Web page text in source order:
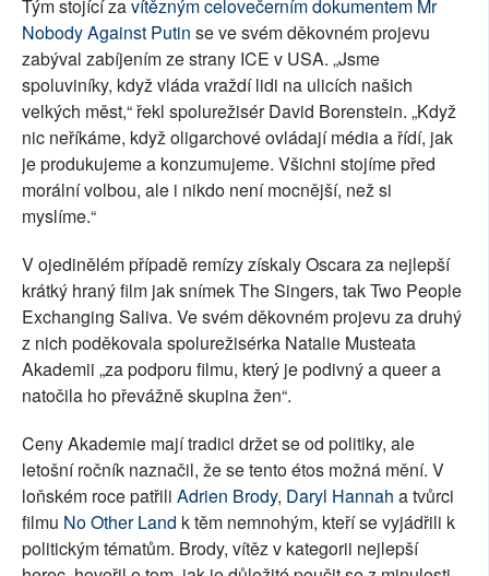
Tým stojící zavítězným celovečerním dokumentem Mr
Nobody Against Putin se ve svém děkovném projevu
zabýval zabíjením ze strany ICE v USA. „Jsme
spoluviníky, když vláda vraždí lidi na ulicích našich
velkých měst,“ řekl spolurežisér David Borenstein. „Když
nic neříkáme, když oligarchové ovládají média a řídí, jak
je produkujeme a konzumujeme. Všichni stojíme před
morální volbou, ale i nikdo není mocnější, než si
myslíme.“
V ojedinělém případě remízy získaly Oscara za nejlepší
krátký hraný film jak snímek The Singers, tak Two People
Exchanging Saliva. Ve svém děkovném projevu za druhý
z nich poděkovala spolurežisérka Natalie Musteata
Akademii „za podporu filmu, který je podivný a queer a
natočila ho převážně skupina žen“.
Ceny Akademie mají tradici držet se od politiky, ale
letošní ročník naznačil, že se tento étos možná mění. V
loňském roce patřili Adrien Brody, Daryl Hannah a tvůrci
filmu No Other Land k těm nemnohým, kteří se vyjádřili k
politickým tématům. Brody, vítěz v kategorii nejlepší